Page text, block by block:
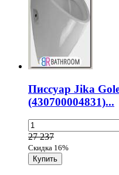
Писсуар Jika
(430700004831)...
27 237
Скидка 16%